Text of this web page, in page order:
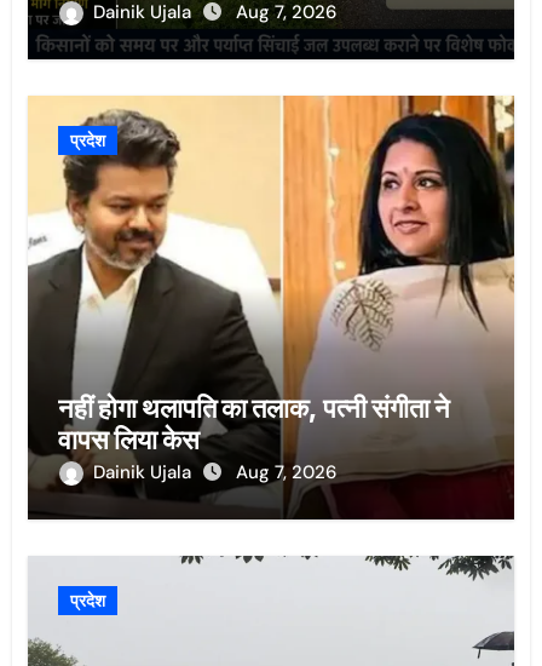
Dainik Ujala Aug 7, 2026
प्रदेश
नहीं होगा थलापति का तलाक, पत्नी संगीता ने
वापस लिया केस
Dainik Ujala Aug 7, 2026
प्रदेश